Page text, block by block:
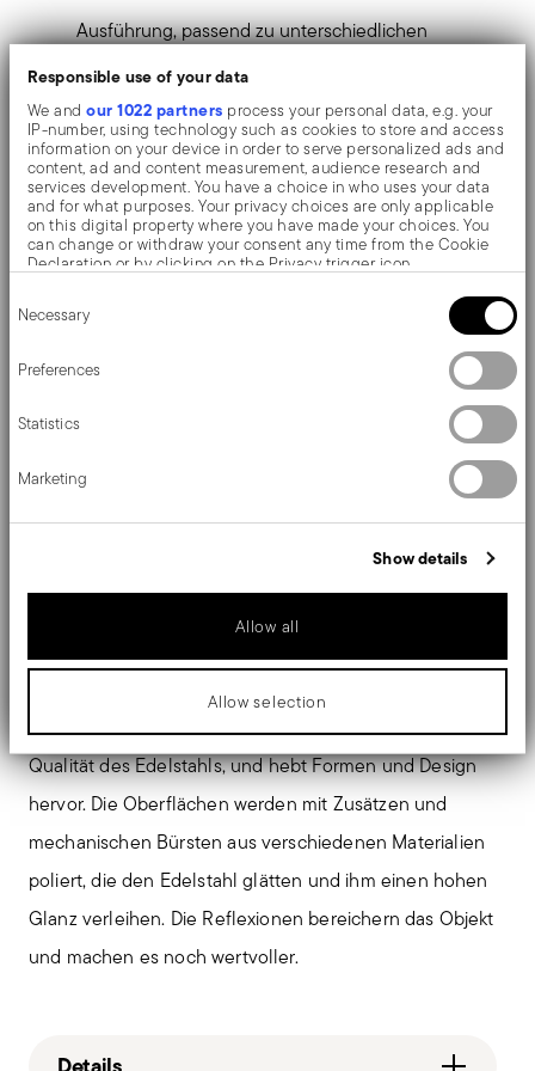
Responsible use of your data
We andour 1022 partners process your personal data, e.g. your
IP-number, using technology such as cookies to store and access
information on your device in order to serve personalized ads and
content, ad and content measurement, audience research and
services development. You have a choice in who uses your data
and for what purposes. Your privacy choices are only applicable
on this digital property where you have made your choices. You
can change or withdraw your consent any time from the Cookie
Declaration or by clicking on the Privacy trigger icon.
Collect information about your geographical location
Identify your device by actively scanning it for specific
characteristics (fingerprinting)
Find out more about how your personal data is processed and set
your preferences in the
We use cookies to personalise content and ads, to provide social
media features and to analyse our traffic. We also share
information about your use of our site with our social media,
advertising and analytics partners who may combine it with other
Selection
Necessary
Preferences
Statistics
Marketing
Show details
Allow all
Allow selection
Ausführung, passend zu unterschiedlichen
Tischstilen.
Gourmet-Vielseitigkeit– entwickelt für
Fleischgerichte und BBQ, ideal für jede
anspruchsvolle Zubereitung von der Küche bis
zum Tisch.
Flexibles Set– das 2-teilige Set eignet sich perfekt
für einen Tisch zu zweit oder kann je nach Anlass
Exklusive Verpackung
werden in einer eleganten Geschenkbox geliefert
und eignen sich ideal als stilvolle Geschenkidee.
Einzelversion
– die Einzelmesser werden ohne
spezielle Verpackung geliefert.
Bringen Sie die Faszination vonraffiniertem Design
und präziser Schneidkunst für die
Gourmetkücheauf den Tisch.
Die Oberfläche mit Spiegeleffekt unterstreicht die hohe
Qualität des Edelstahls, und hebt Formen und Design
hervor. Die Oberflächen werden mit Zusätzen und
mechanischen Bürsten aus verschiedenen Materialien
poliert, die den Edelstahl glätten und ihm einen hohen
Glanz verleihen. Die Reflexionen bereichern das Objekt
und machen es noch wertvoller.